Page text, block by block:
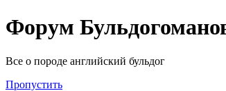
Форум
Все о породе английский бульдог
Пропустить